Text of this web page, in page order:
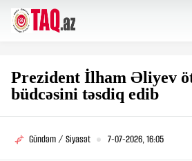
Prezident İlham Əliyev
büdcəsini təsdiq edib
Gündəm / Siyasət 7-07-2026, 16:05